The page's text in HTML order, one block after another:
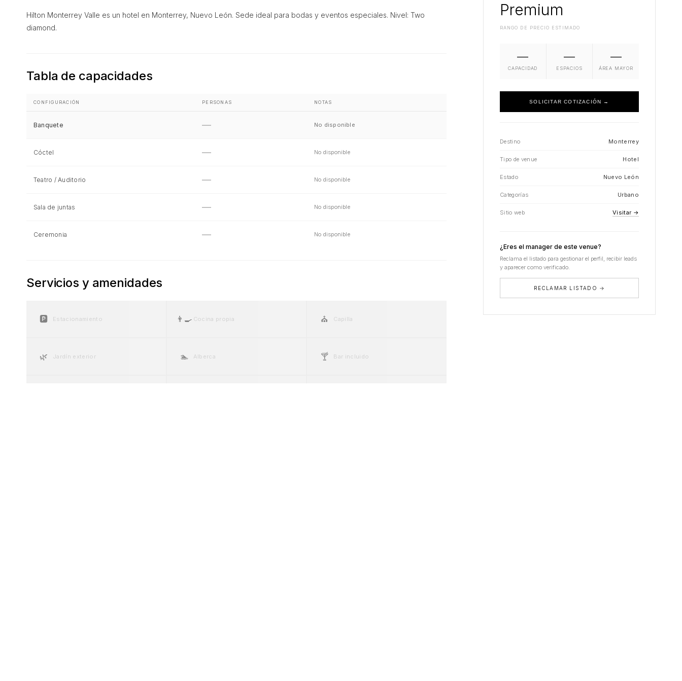
Hilton Monterrey Valle es un hotel en Monterrey, Nuevo León. Sede ideal para bodas y eventos especiales. Nivel: Two
diamond.
Tabla de capacidades
CONFIGURACIÓN PERSONAS NOTAS
Banquete — No disponible
Cóctel — No disponible
Teatro / Auditorio — No disponible
Sala de juntas — No disponible
Ceremonia — No disponible
Servicios y amenidades
🅿️ Estacionamiento 👨‍🍳 Cocina propia ⛪ Capilla
🌿 Jardín exterior 🏊 Alberca 🍸 Bar incluido
Premium
RANGO DE PRECIO ESTIMADO
—
CAPACIDAD
—
ESPACIOS
—
ÁREA MAYOR
SOLICITAR COTIZACIÓN →
Destino Monterrey
Tipo de venue Hotel
Estado Nuevo León
Categorías Urbano
Sitio web Visitar →
¿Eres el manager de este venue?
Reclama el listado para gestionar el perfil, recibir leads
y aparecer como verificado.
RECLAMAR LISTADO →